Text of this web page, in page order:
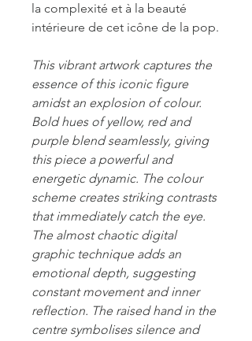
la complexité et à la beauté
intérieure de cet icône de la pop.
This vibrant artwork captures the
essence of this iconic figure
amidst an explosion of colour.
Bold hues of yellow, red and
purple blend seamlessly, giving
this piece a powerful and
energetic dynamic. The colour
scheme creates striking contrasts
that immediately catch the eye.
The almost chaotic digital
graphic technique adds an
emotional depth, suggesting
constant movement and inner
reflection. The raised hand in the
centre symbolises silence and